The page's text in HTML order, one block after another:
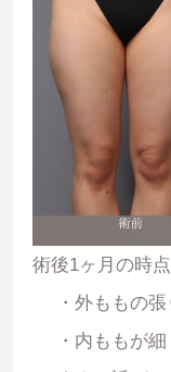
術後1ヶ月の時点
・外ももの
・内ももが